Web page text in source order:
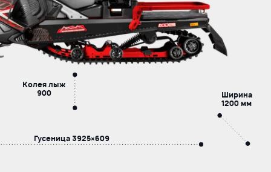
Ширина
1200 мм
Колея лыж
900
Гусеница3925×609